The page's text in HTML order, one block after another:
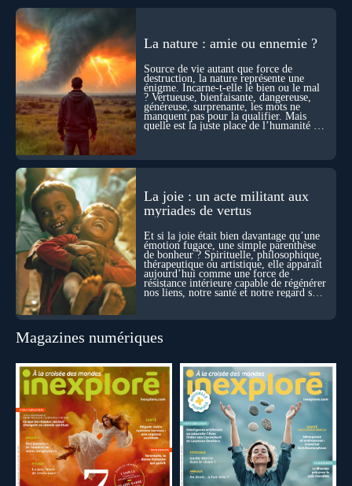
disparaître ? Au fil de cet échange, Nicolas raconte ses
expériences les plus troublantes : visions vérifiées,
explorations du cosmos, présence d’autres consciences
durant ses sorties, protocoles scientifiques… et toujours, cette
sensation étrange d’être relié à bien plus vaste que lui-même
! Sommes-nous à l’aube d’une révolution de la conscience ?
Sans doute. Mais encore faut-il accepter d’explorer ces
territoires avec lucidité, et rigueur…
La nature : amie ou ennemie ?
Source de vie autant que force de
destruction, la nature représente une
énigme. Incarne-t-elle le bien ou le mal
? Vertueuse, bienfaisante, dangereuse,
généreuse, surprenante, les mots ne
manquent pas pour la qualifier. Mais
quelle est la juste place de l’humanité au
La joie : un acte militant aux
myriades de vertus
Et si la joie était bien davantage qu’une
émotion fugace, une simple parenthèse
de bonheur ? Spirituelle, philosophique,
thérapeutique ou artistique, elle apparaît
aujourd’hui comme une force de
résistance intérieure capable de régénérer
nos liens, notre santé et notre regard sur
Magazines numériques